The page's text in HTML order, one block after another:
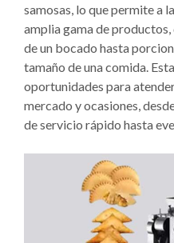
samosas, lo que permite a
amplia gama de
de un bocado hasta
tamaño de una comida.
oportunidades para
mercado y ocasiones,
de servicio rápido hasta